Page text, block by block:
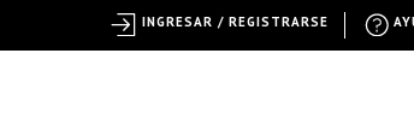
INGRESAR / REGISTRARSE